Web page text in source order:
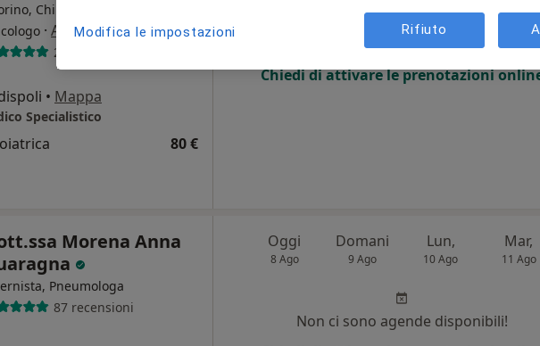
Chirurgo generale,
· Altro
213 recensioni
• Mappa
Specialistico
80 €
Non ci sono agende disponibili!
Chiedi di attivare le prenotazioni
Morena Anna
Pneumologa
87 recensioni
Oggi
8 Ago
Domani
9 Ago
Lun,
10 Ago
Mar,
11 Ago
Non ci sono agende disponibili!
Modifica le impostazioni Rifiuto